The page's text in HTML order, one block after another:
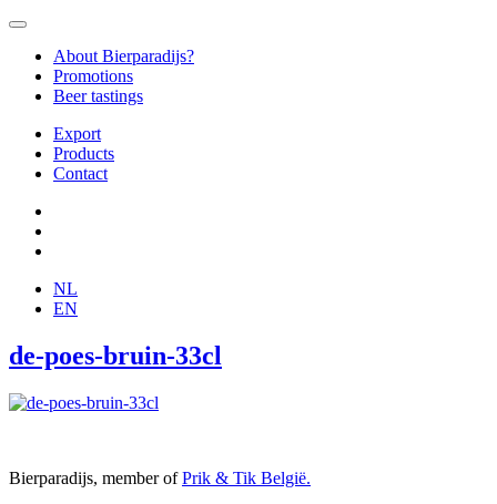
About Bierparadijs?
Promotions
Beer tastings
Export
Products
Contact
NL
EN
de-poes-bruin-33cl
Bierparadijs, member ofPrik & Tik België.